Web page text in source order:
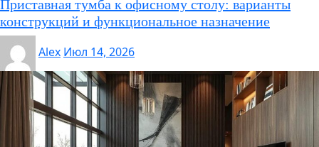
Приставная тумба к офисному столу: варианты
конструкций и функциональное назначение
Alex Июл 14, 2026